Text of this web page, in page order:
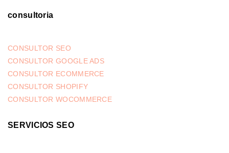
consultoria
CONSULTOR SEO
CONSULTOR GOOGLE ADS
CONSULTOR ECOMMERCE
CONSULTOR SHOPIFY
CONSULTOR WOCOMMERCE
SERVICIOS SEO